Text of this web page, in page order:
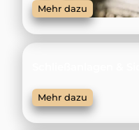
Mehr dazu
Mehr dazu